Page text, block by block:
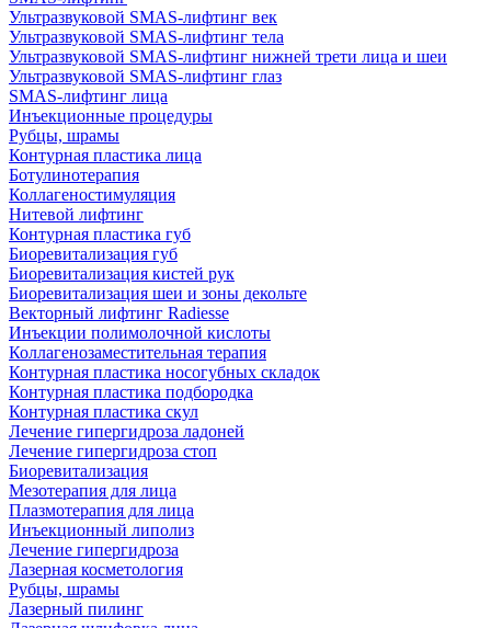
Ультразвуковой SMAS-лифтинг век
Ультразвуковой SMAS-лифтинг тела
Ультразвуковой SMAS-лифтинг нижней трети лица и шеи
Ультразвуковой SMAS-лифтинг глаз
SMAS-лифтинг лица
Инъекционные процедуры
Рубцы, шрамы
Контурная пластика лица
Ботулинотерапия
Коллагеностимуляция
Нитевой лифтинг
Контурная пластика губ
Биоревитализация губ
Биоревитализация кистей рук
Биоревитализация шеи и зоны декольте
Векторный лифтинг Radiesse
Инъекции полимолочной кислоты
Коллагенозаместительная терапия
Контурная пластика носогубных складок
Контурная пластика подбородка
Контурная пластика скул
Лечение гипергидроза ладоней
Лечение гипергидроза стоп
Биоревитализация
Мезотерапия для лица
Плазмотерапия для лица
Инъекционный липолиз
Лечение гипергидроза
Лазерная косметология
Рубцы, шрамы
Лазерный пилинг